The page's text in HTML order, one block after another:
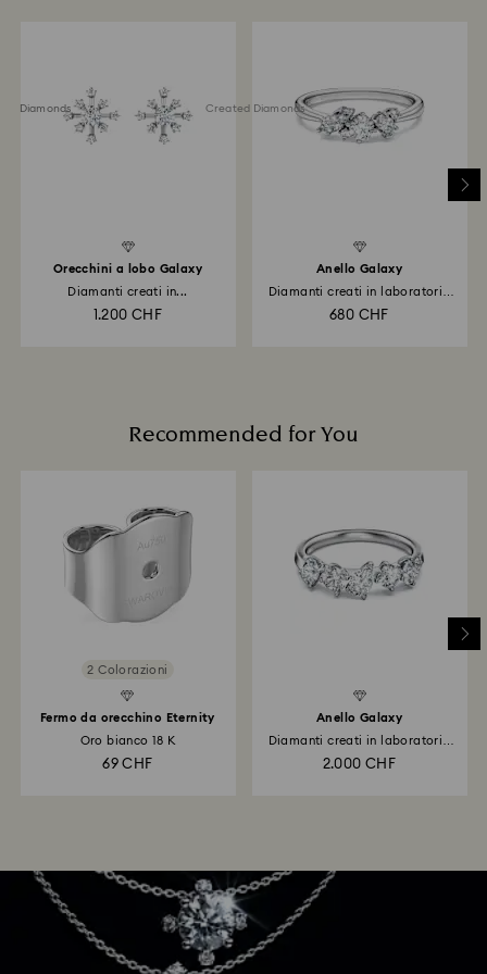
l'accredito del rimborso potrà richiedere fino a 3-7
giorni lavorativi.
Orecchini a lobo Galaxy
Diamanti creati in...
1.200 CHF
Anello Galaxy
Diamanti creati in laboratorio
680 CHF
Diamonds Created Diamonds
Recommended for You
2 Colorazioni
Fermo da orecchino Eternity
Oro bianco 18 K
69 CHF
Anello Galaxy
Diamanti creati in laboratorio
2.000 CHF